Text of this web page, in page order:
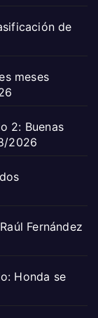
de
meses
2: Buenas
2026
Fernández
Honda se